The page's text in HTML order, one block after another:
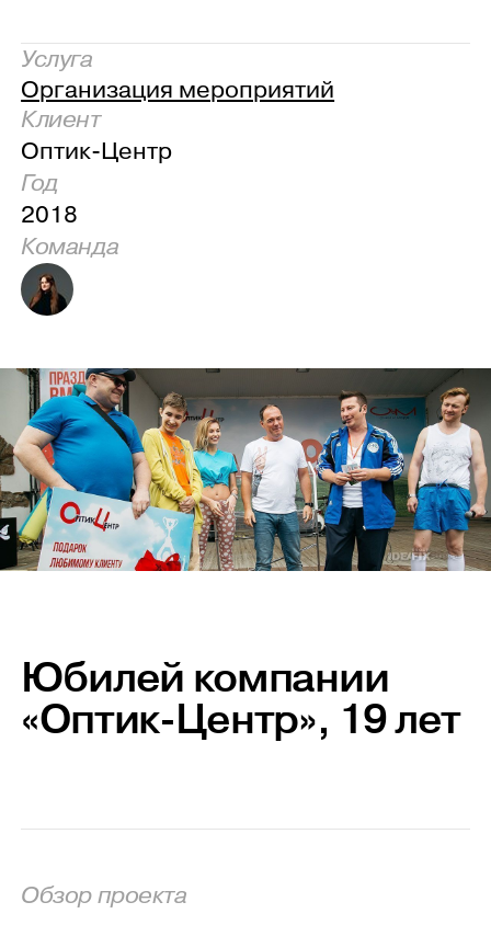
Услуга
Организация мероприятий
Клиент
Оптик-Центр
Год
2018
Команда
Юбилей компании
«Оптик-Центр», 19 лет
Обзор проекта